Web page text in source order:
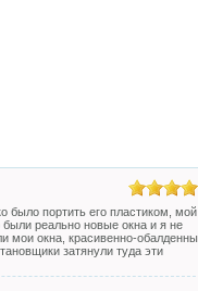
было портить его пластиком, мой
были реально новые окна и я не
мои окна, красивенно-
затянули туда эти